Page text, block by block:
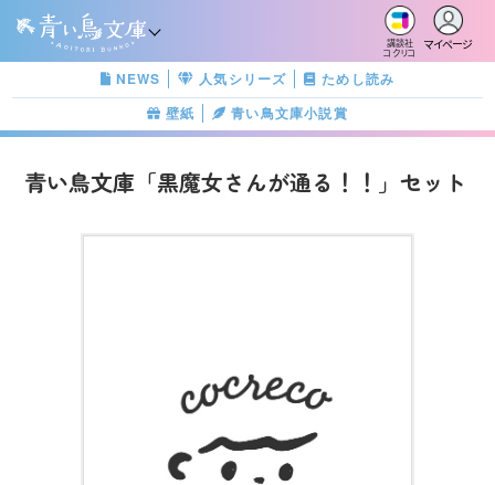
講談社
コクリコ
マイページ
NEWS 人気シリーズ
ためし読み
壁紙
青い鳥文庫小説賞
青い鳥文庫「黒魔女さんが通る！！」セット